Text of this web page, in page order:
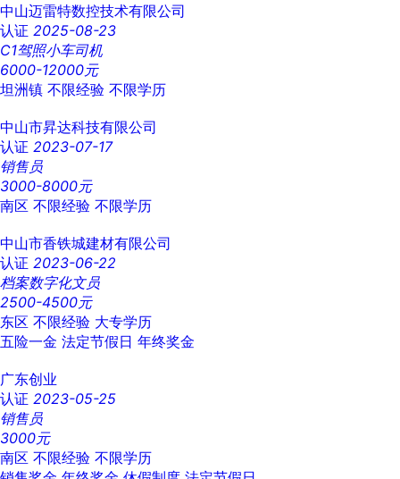
中山迈雷特数控技术有限公司
认证 2025-08-23
C1驾照小车司机
6000-12000元
坦洲镇 不限经验 不限学历
中山市昇达科技有限公司
认证 2023-07-17
销售员
3000-8000元
南区 不限经验 不限学历
中山市香铁城建材有限公司
认证 2023-06-22
档案数字化文员
2500-4500元
东区 不限经验 大专学历
五险一金 法定节假日 年终奖金
广东创业
认证 2023-05-25
销售员
3000元
南区 不限经验 不限学历